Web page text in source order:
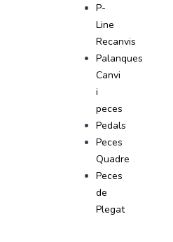
P-
Line
Recanvis
Palanques
Canvi
i
peces
Pedals
Peces
Quadre
Peces
de
Plegat